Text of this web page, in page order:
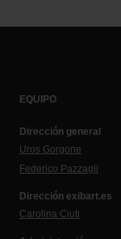
EQUIPO
Dirección general
Uros Gorgone
Federico Pazzagli
Dirección exibart.es
Carolina Ciuti